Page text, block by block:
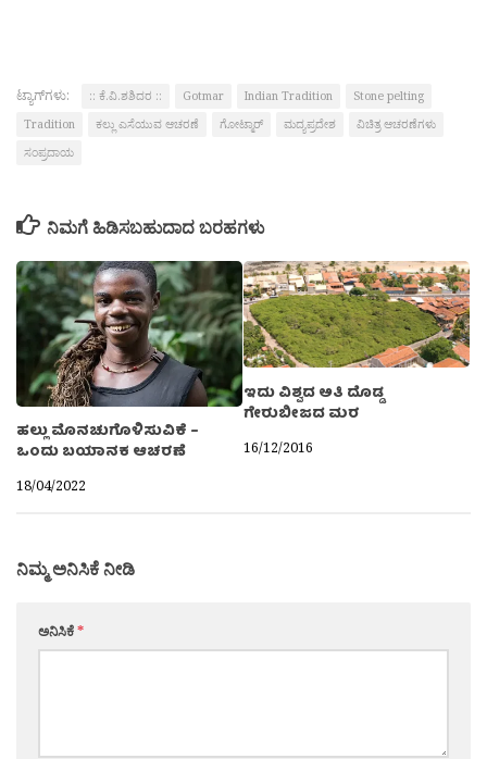
ಟ್ಯಾಗ್‌ಗಳು: :: ಕೆ.ವಿ.ಶಶಿದರ :: Gotmar Indian Tradition
Stone pelting
Tradition
ಕಲ್ಲು ಎಸೆಯುವ ಆಚರಣೆ ಗೋಟ್ಮಾರ್ ಮದ್ಯಪ್ರದೇಶ
ವಿಚಿತ್ರ ಆಚರಣೆಗಳು
ಸಂಪ್ರದಾಯ
ನಿಮಗೆ ಹಿಡಿಸಬಹುದಾದ ಬರಹಗಳು
ಹಲ್ಲು ಮೊನಚುಗೊಳಿಸುವಿಕೆ –
ಒಂದು ಬಯಾನಕ ಆಚರಣೆ
18/04/2022
ಇದು ವಿಶ್ವದ ಅತಿ ದೊಡ್ಡ
ಗೇರುಬೀಜದ ಮರ
16/12/2016
ನಿಮ್ಮ ಅನಿಸಿಕೆ ನೀಡಿ
ಅನಿಸಿಕೆ*